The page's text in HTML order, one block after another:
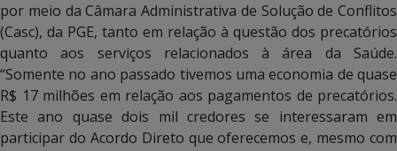
por meio da Câmara Administrativa de Solução de Conflitos
(Casc), da PGE, tanto em relação à questão dos precatórios
quanto aos serviços relacionados à área da Saúde.
“Somente no ano passado tivemos uma economia de quase
R$ 17 milhões em relação aos pagamentos de precatórios.
Este ano quase dois mil credores se interessaram em
participar do Acordo Direto que oferecemos e, mesmo com